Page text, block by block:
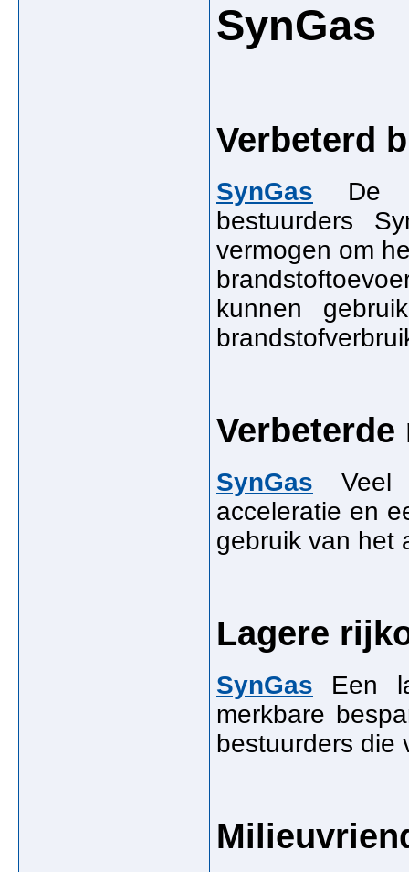
SynGas
Verbeterd
SynGas De
bestuurders
vermogen om
kunnen
SynGas Veel
acceleratie en
gebruik van het
Lagere
SynGas Een
merkbare
bestuurders die